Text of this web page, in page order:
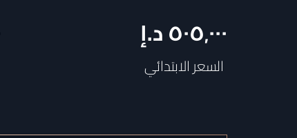
٥٠٥٬٠٠٠د.إ
السعر الابتدائي